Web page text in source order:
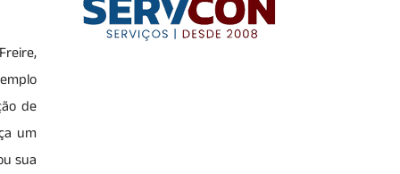
de
um
sua